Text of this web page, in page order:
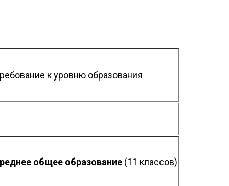
к уровню образования
общее образование (11 классов)